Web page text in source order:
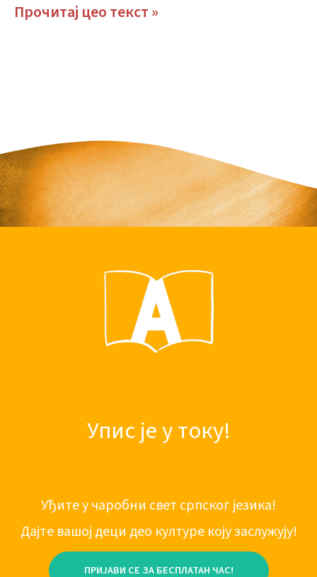
Прочитај цео текст »
Упис је у току!
Уђите у чаробни свет српског језика!
Дајте вашој деци део културе коју заслужују!
ПРИЈАВИ СЕ ЗА БЕСПЛАТАН ЧАС!